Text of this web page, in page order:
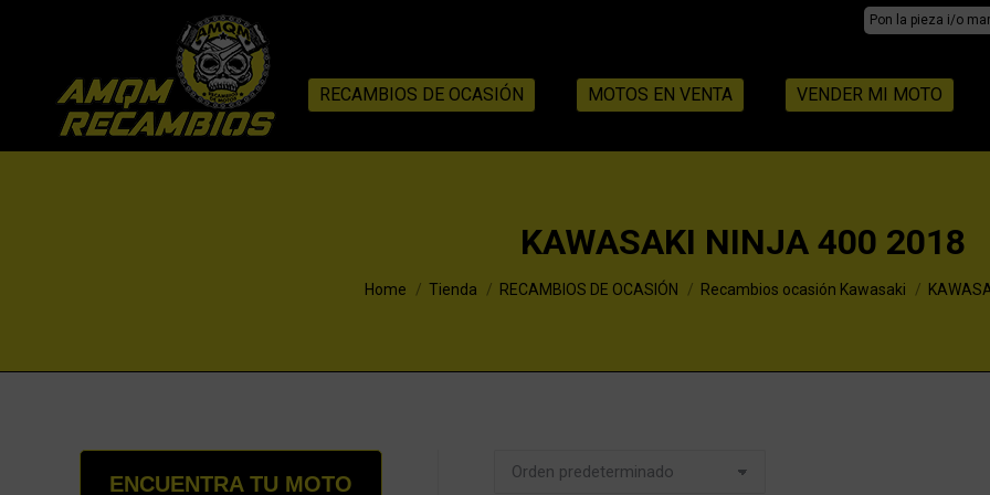
Search:
RECAMBIOS DE OCASIÓN MOTOS EN VENTA VENDER MI MOTO
KAWASAKI NINJA 400 2018
You are here:
Home Tienda RECAMBIOS DE OCASIÓN Recambios ocasión Kawasaki
ENCUENTRA TU MOTO